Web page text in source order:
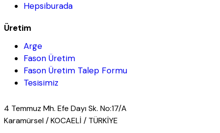
Hepsiburada
Üretim
Arge
Fason Üretim
Fason Üretim Talep Formu
Tesisimiz
4 Temmuz Mh. Efe Dayı Sk. No:17/A
Karamürsel / KOCAELİ / TÜRKİYE